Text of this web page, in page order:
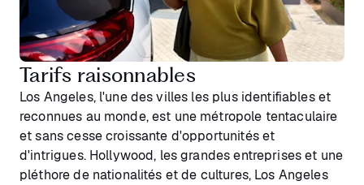
Tarifs raisonnables
Los Angeles, l'une des villes les plus identifiables et
reconnues au monde, est une métropole tentaculaire
et sans cesse croissante d'opportunités et
d'intrigues. Hollywood, les grandes entreprises et une
pléthore de nationalités et de cultures, Los Angeles